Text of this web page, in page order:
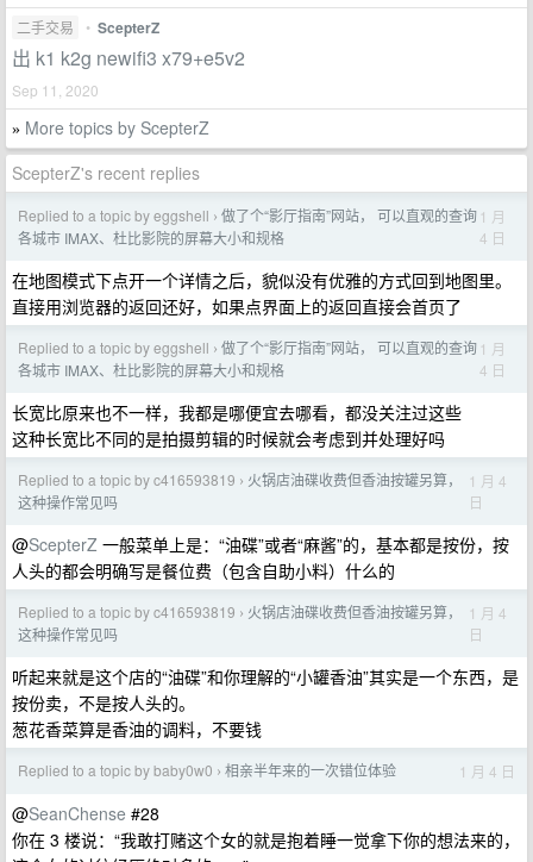
二手交易 • ScepterZ
出 k1 k2g newifi3 x79+e5v2
Sep 11, 2020
» More topics by ScepterZ
ScepterZ's recent replies
Replied to a topic by eggshell › 做了个“影厅指南”网站， 可以直观的查询
各城市 IMAX、杜比影院的屏幕大小和规格
1 月
4 日
在地图模式下点开一个详情之后，貌似没有优雅的方式回到地图里。
直接用浏览器的返回还好，如果点界面上的返回直接会首页了
Replied to a topic by eggshell › 做了个“影厅指南”网站， 可以直观的查询
各城市 IMAX、杜比影院的屏幕大小和规格
1 月
4 日
长宽比原来也不一样，我都是哪便宜去哪看，都没关注过这些
这种长宽比不同的是拍摄剪辑的时候就会考虑到并处理好吗
Replied to a topic by c416593819 › 火锅店油碟收费但香油按罐另算，
这种操作常见吗
1 月 4
日
@ScepterZ 一般菜单上是：“油碟”或者“麻酱”的，基本都是按份，按
人头的都会明确写是餐位费（包含自助小料）什么的
Replied to a topic by c416593819 › 火锅店油碟收费但香油按罐另算，
这种操作常见吗
1 月 4
日
听起来就是这个店的“油碟”和你理解的“小罐香油”其实是一个东西，是
按份卖，不是按人头的。
葱花香菜算是香油的调料，不要钱
Replied to a topic by baby0w0 › 相亲半年来的一次错位体验 1 月 4 日
@SeanChense #28
你在 3 楼说：“我敢打赌这个女的就是抱着睡一觉拿下你的想法来的，